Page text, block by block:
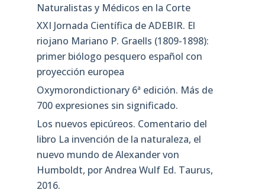
Naturalistas y Médicos en la Corte
XXI Jornada Científica de ADEBIR. El
riojano Mariano P. Graells (1809-1898):
primer biólogo pesquero español con
proyección europea
Oxymorondictionary 6ª edición. Más de
700 expresiones sin significado.
Los nuevos epicúreos. Comentario del
libro La invención de la naturaleza, el
nuevo mundo de Alexander von
Humboldt, por Andrea Wulf Ed. Taurus,
2016.